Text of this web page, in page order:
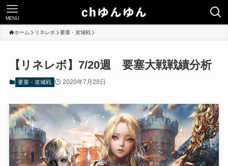
MENU
ホーム リネレボ 要塞・攻城戦
【リネレボ】7/20週 要塞大戦戦績分析
要塞・攻城戦 2020年7月28日